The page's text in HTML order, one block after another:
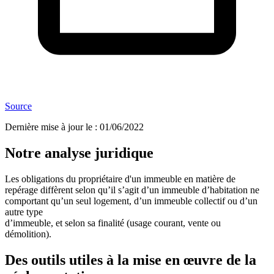
Source
Dernière mise à jour le : 01/06/2022
Notre analyse juridique
Les obligations du propriétaire d'un immeuble en matière de
repérage diffèrent selon qu’il s’agit d’un immeuble d’habitation ne
comportant qu’un seul logement, d’un immeuble collectif ou d’un
autre type
d’immeuble, et selon sa finalité (usage courant, vente ou
démolition).
Des outils utiles à la mise en œuvre de la